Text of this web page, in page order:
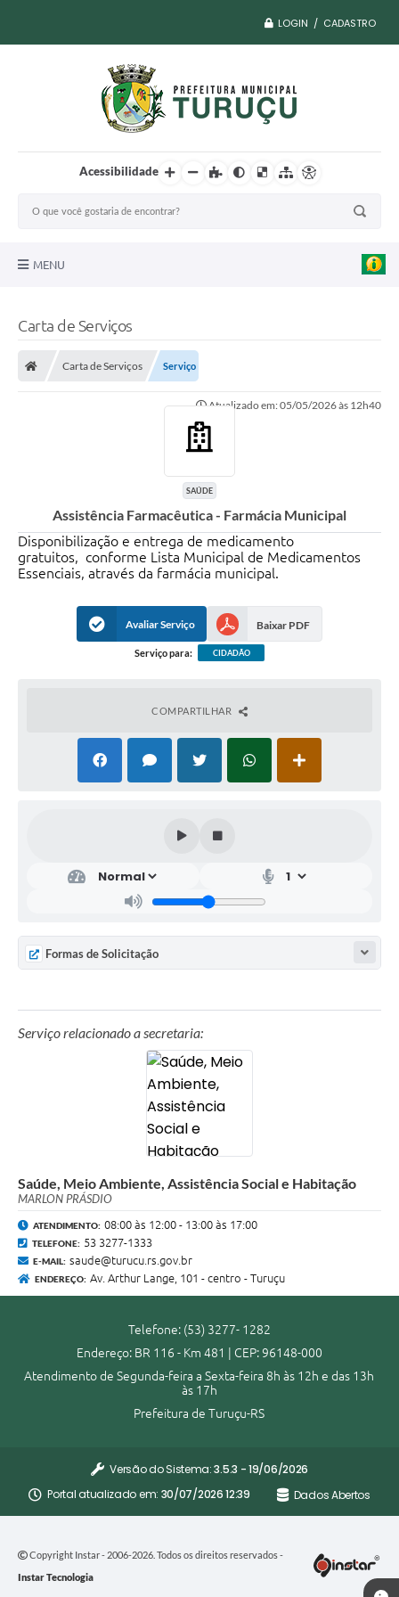
LOGIN / CADASTRO
Acessibilidade
MENU
Transparência
Turismo
Publicações
Audiências Públicas
Carta de Serviços
Carta de Serviços Serviço
Atualizado em: 05/05/2026 às 12h40
SAÚDE
Assistência Farmacêutica - Farmácia Municipal
Disponibilização e entrega de medicamento
gratuitos, conforme Lista Municipal de Medicamentos
Essenciais, através da farmácia municipal.
Avaliar Serviço Baixar PDF
Serviço para: CIDADÃO
COMPARTILHAR
Formas de Solicitação
Serviço relacionado a secretaria:
Saúde, Meio Ambiente, Assistência Social e Habitação
MARLON PRÁSDIO
ATENDIMENTO: 08:00 às 12:00 - 13:00 às 17:00
TELEFONE: 53 3277-1333
E-MAIL: saude@turucu.rs.gov.br
ENDEREÇO: Av. Arthur Lange, 101 - centro - Turuçu
Telefone: (53) 3277- 1282
Endereço: BR 116 - Km 481 | CEP: 96148-000
Atendimento de Segunda-feira a Sexta-feira 8h às 12h e das 13h
às 17h
Prefeitura de Turuçu-RS
Versão do Sistema:3.5.3 - 19/06/2026
Portal atualizado em: 30/07/2026 12:39 Dados Abertos
Copyright Instar - 2006-2026. Todos os direitos reservados -
Instar Tecnologia